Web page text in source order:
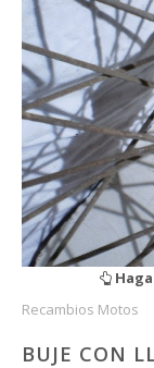
Recambios Motos
BUJE CON